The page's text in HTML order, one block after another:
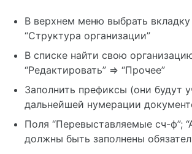
Настройка ДЦ
ДЦ (жд). Состояние станции
ДЦ (авто). Автоперевозки
Настройка печати ТН
ЭТП 'Грузовые перевозки'
В верхнем меню выбрать вкладку
“Структура организации”
В списке найти свою
“Редактировать” => “Прочее”
Заполнить префиксы (они будут
дальнейшей нумерации
Поля “Перевыставляемые сч-ф”;
должны быть заполнены